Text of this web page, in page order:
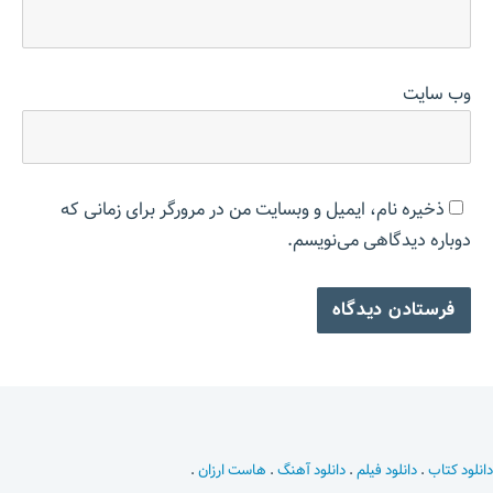
وب‌ سایت
ذخیره نام، ایمیل و وبسایت من در مرورگر برای زمانی که
دوباره دیدگاهی می‌نویسم.
دانلود کتاب.دانلود فیلم.دانلود آهنگ. هاست ارزان.